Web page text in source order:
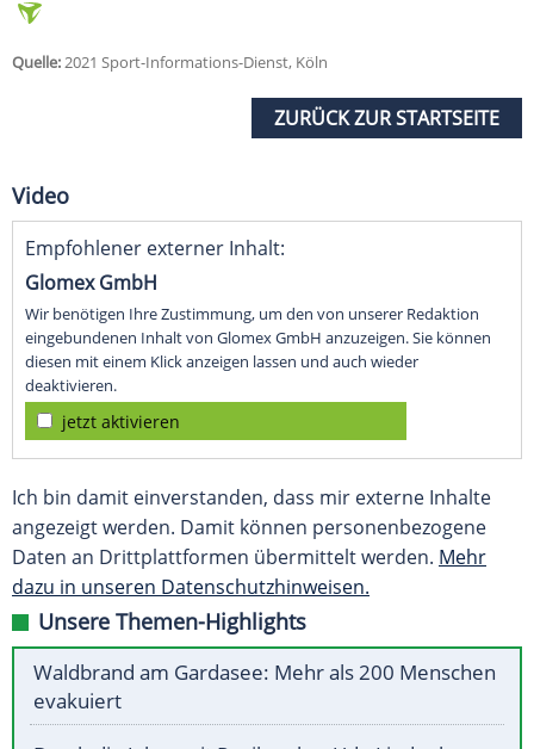
Quelle:2021 Sport-Informations-Dienst, Köln
ZURÜCK ZUR STARTSEITE
Video
Empfohlener externer Inhalt:
Glomex GmbH
Wir benötigen Ihre Zustimmung, um den von unserer Redaktion
eingebundenen Inhalt von Glomex GmbH anzuzeigen. Sie können
diesen mit einem Klick anzeigen lassen und auch wieder
deaktivieren.
jetzt aktivieren
Ich bin damit einverstanden, dass mir externe Inhalte
angezeigt werden. Damit können personenbezogene
Daten an Drittplattformen übermittelt werden. Mehr
dazu in unseren Datenschutzhinweisen.
Unsere Themen-Highlights
Waldbrand am Gardasee: Mehr als 200 Menschen
evakuiert